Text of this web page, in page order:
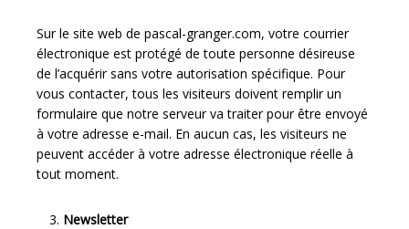
Sur le site web de pascal-granger.com, votre courrier
électronique est protégé de toute personne désireuse
de l’acquérir sans votre autorisation spécifique. Pour
vous contacter, tous les visiteurs doivent remplir un
formulaire que notre serveur va traiter pour être envoyé
à votre adresse e-mail. En aucun cas, les visiteurs ne
peuvent accéder à votre adresse électronique réelle à
tout moment.
Newsletter